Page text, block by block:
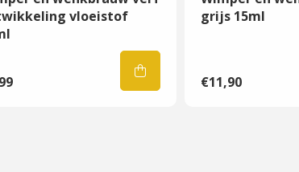
vloeistof
grijs 15ml
€11,90